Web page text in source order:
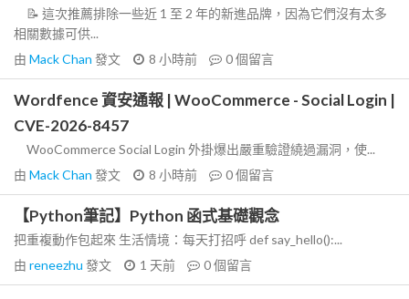
📝 這次推薦排除一些近 1 至 2 年的新進品牌，因為它們沒有太多
相關數據可供...
由 Mack Chan 發文 8 小時前 0個留言
Wordfence 資安通報 | WooCommerce - Social Login |
CVE-2026-8457
WooCommerce Social Login 外掛爆出嚴重驗證繞過漏洞，使...
由 Mack Chan 發文 8 小時前 0個留言
【Python筆記】Python 函式基礎觀念
把重複動作包起來 生活情境：每天打招呼 def say_hello():...
由 reneezhu 發文 1 天前 0個留言